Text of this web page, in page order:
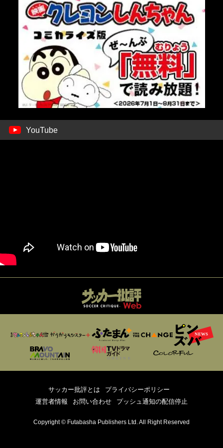
YouTube
サッカー批評とは
プライバシーポリシー
運営者情報
お問い合わせ プッシュ通知の配信停止
Copyright © Futabasha Publishers Ltd. All Right Reserved